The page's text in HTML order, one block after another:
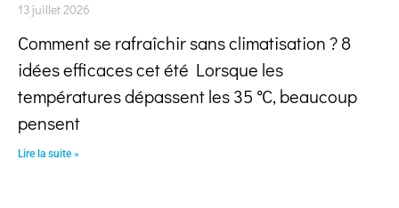
13 juillet 2026
Comment se rafraîchir sans climatisation ? 8
idées efficaces cet été Lorsque les
températures dépassent les 35 °C, beaucoup
pensent
Lire la suite »